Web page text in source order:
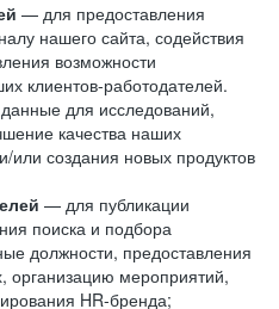
— для предоставления
нашего сайта, содействия
возможности
клиентов-работодателей.
для исследований,
качества наших
или создания новых продуктов
— для публикации
поиска и подбора
должности, предоставления
организацию мероприятий,
HR-бренда;